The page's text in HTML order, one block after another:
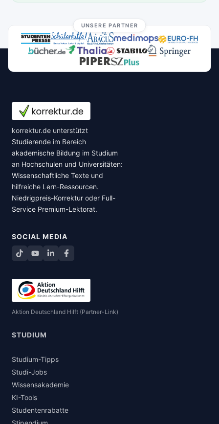
UNSERE PARTNER
korrektur.de unterstützt
Studierende im Bereich
akademische Bildung im Studium
an Hochschulen und Universitäten:
Wissenschaftliche Texte und
hilfreiche Lern-Ressourcen.
Niedrigpreis-Korrektur oder Full-
Service Premium-Lektorat.
SOCIAL MEDIA
TikTokYouTube
LinkedInFacebook teilen
Aktion Deutschland Hilft (Partner-Link)
STUDIUM
Studium-Tipps
Studi-Jobs
Wissensakademie
KI-Tools
Studentenrabatte